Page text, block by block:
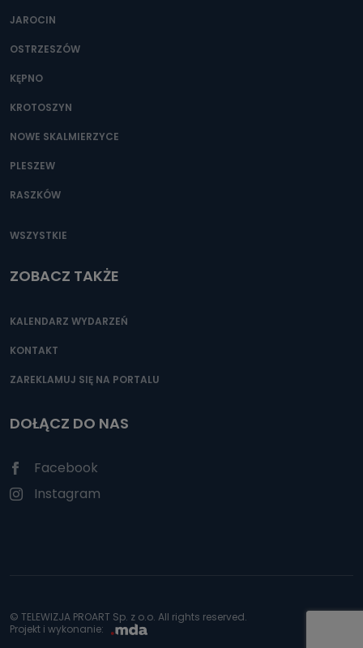
JAROCIN
OSTRZESZÓW
KĘPNO
KROTOSZYN
NOWE SKALMIERZYCE
PLESZEW
RASZKÓW
WSZYSTKIE
ZOBACZ TAKŻE
KALENDARZ WYDARZEŃ
KONTAKT
ZAREKLAMUJ SIĘ NA PORTALU
DOŁĄCZ DO NAS
Facebook
Instagram
© TELEWIZJA PROART Sp. z o.o. All rights reserved.
Projekt i wykonanie: